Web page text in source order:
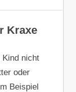
Kraxe
nicht
oder
Beispiel